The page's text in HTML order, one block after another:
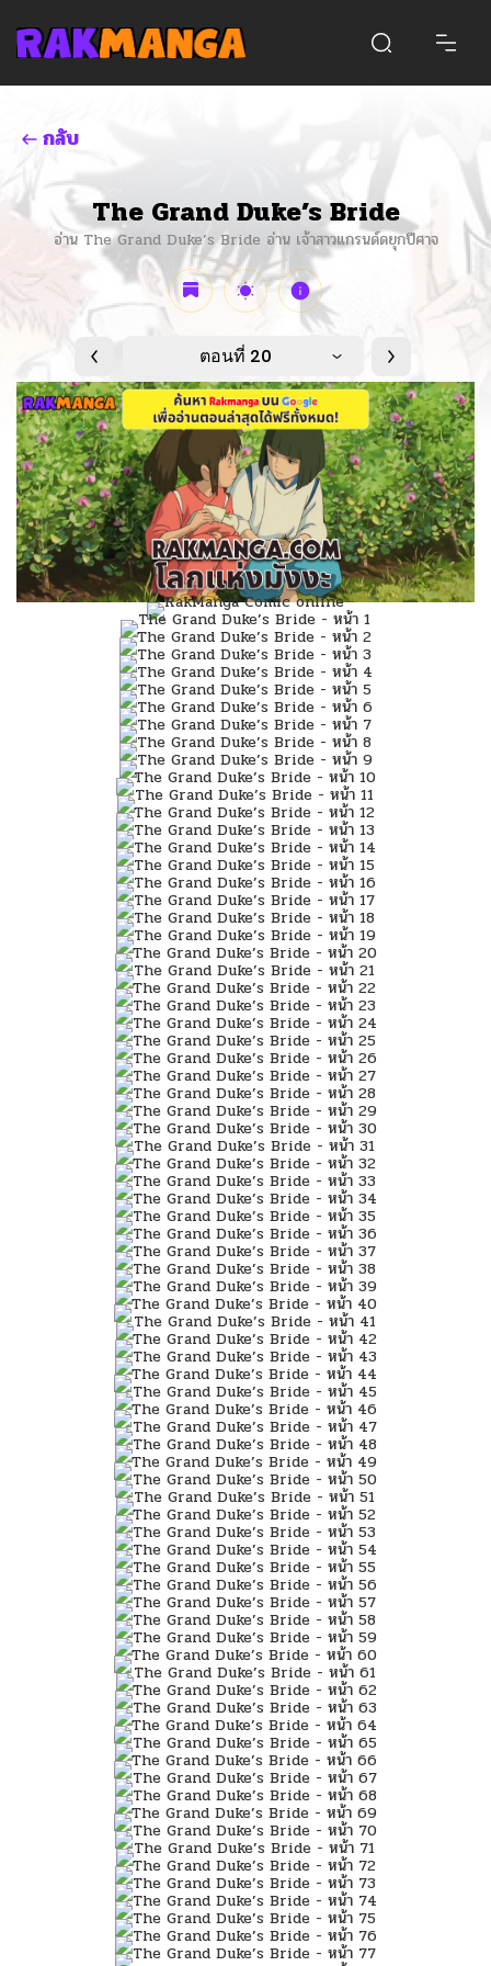
กลับ
The Grand Duke’s Bride
อ่าน The Grand Duke’s Bride อ่าน เจ้าสาวแกรนด์ดยุกปีศาจ
ตอนที่ 20